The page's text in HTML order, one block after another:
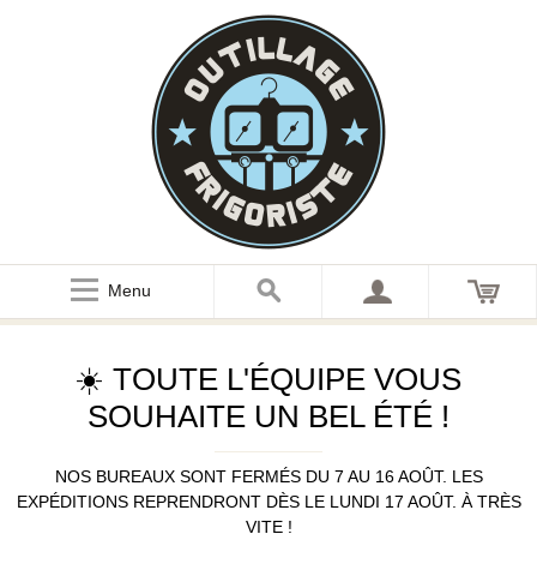
Menu
☀️ TOUTE L'ÉQUIPE VOUS
SOUHAITE UN BEL ÉTÉ !
NOS BUREAUX SONT FERMÉS DU 7 AU 16 AOÛT. LES
EXPÉDITIONS REPRENDRONT DÈS LE LUNDI 17 AOÛT. À TRÈS
VITE !